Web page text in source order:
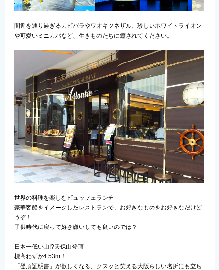
間近を通り過ぎるカピバラやワオキツネザル、珍しいホワイトライオン
や可愛いミニカバなど、生きものたちに癒されてください。
世界の料理を楽しむビュッフェランチ
豪華客船をイメージしたレストランで、お好きなものをお好きなだけど
うぞ！
子供時代に戻って好き嫌いしても良いのでは？
日本一低い山!?天保山登頂
標高わずか4.53m！
「登頂証明書」が欲しくなる、クスッと笑える大阪らしい名所にも立ち